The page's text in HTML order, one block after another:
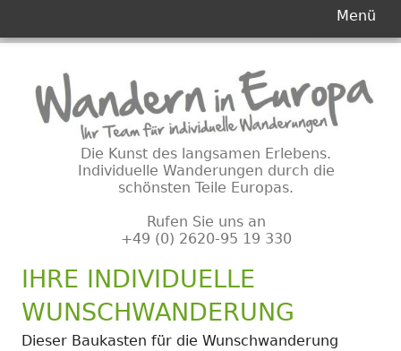
Inhalt
Die Kunst des langsamen Erlebens.
Individuelle Wanderungen durch die
schönsten Teile Europas.
Rufen Sie uns an
+49 (0) 2620-95 19 330
Menü
IHRE INDIVIDUELLE
WUNSCHWANDERUNG
Dieser Baukasten für die Wunschwanderung